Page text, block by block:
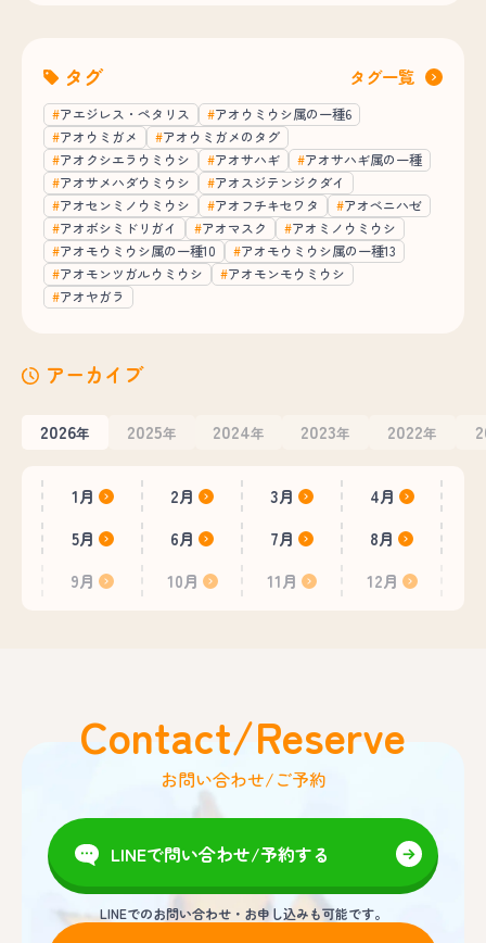
タグ タグ一覧
アエジレス・ペタリス
アオウミウシ属の一種6
アオウミガメ
アオウミガメのタグ
アオクシエラウミウシ
アオサハギ
アオサハギ属の一種
アオサメハダウミウシ
アオスジテンジクダイ
アオセンミノウミウシ
アオフチキセワタ
アオベニハゼ
アオボシミドリガイ
アオマスク
アオミノウミウシ
アオモウミウシ属の一種10
アオモウミウシ属の一種13
アオモンツガルウミウシ
アオモンモウミウシ
アオヤガラ
アーカイブ
2026年 2025年 2024年 2023年 2022年
1月 2月 3月
4月
5月
6月 7月
8月
9月
10月 11月 12月
Contact/Reserve
お問い合わせ/ご予約
LINEで問い合わせ/予約する
LINEでのお問い合わせ・お申し込みも可能です。